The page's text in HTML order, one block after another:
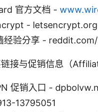
官方文档 -
- letsencrypt.org
经验分享 -
接与促销信息（
促销入口 -
13795051